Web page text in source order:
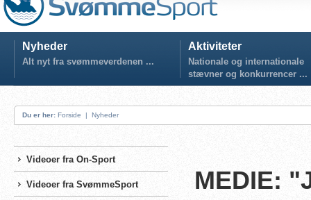
Nyheder
Alt nyt fra svømmeverdenen ...
Aktiviteter
Nationale og internationale
stævner og konkurrencer ...
Du er her: Forside | Nyheder
Videoer fra On-Sport
Videoer fra SvømmeSport
MEDIE: